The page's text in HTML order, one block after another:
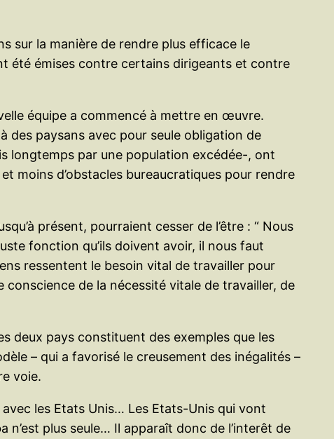
sur la manière de rendre plus efficace le
été émises contre certains dirigeants et contre
équipe a commencé à mettre en œuvre.
des paysans avec pour seule obligation de
longtemps par une population excédée-, ont
moins d’obstacles bureaucratiques pour rendre
présent, pourraient cesser de l’être : “ Nous
fonction qu’ils doivent avoir, il nous faut
ressentent le besoin vital de travailler pour
de la nécessité vitale de travailler, de
deux pays constituent des exemples que les
– qui a favorisé le creusement des inégalités –
voie.
les Etats Unis… Les Etats-Unis qui vont
plus seule… Il apparaît donc de l’interêt de